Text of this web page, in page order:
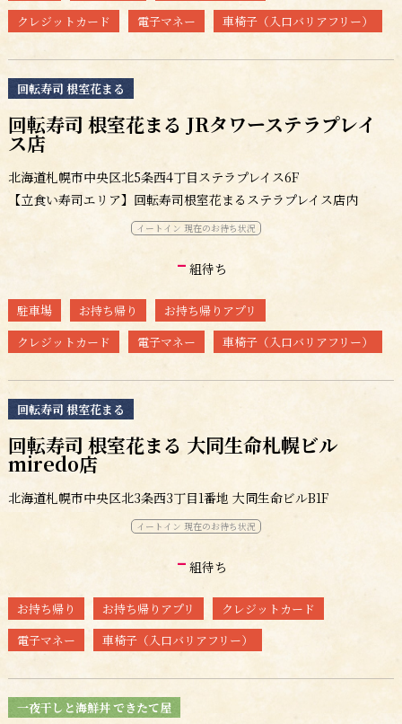
クレジットカード
電子マネー 車椅子（入口バリアフリー）
回転寿司 根室花まる JRタワーステラプレイ
ス店
回転寿司 根室花まる
北海道札幌市中央区北5条西4丁目ステラプレイス6F
【立食い寿司エリア】回転寿司根室花まるステラプレイス店内
イートイン 現在のお待ち状況
- 組待ち
駐車場 お持ち帰り
お持ち帰りアプリ
クレジットカード
電子マネー 車椅子（入口バリアフリー）
回転寿司 根室花まる 大同生命札幌ビル
miredo店
回転寿司 根室花まる
北海道札幌市中央区北3条西3丁目1番地 大同生命ビルB1F
イートイン 現在のお待ち状況
- 組待ち
お持ち帰り お持ち帰りアプリ
クレジットカード
電子マネー
車椅子（入口バリアフリー）
一夜干しと海鮮丼 できたて屋